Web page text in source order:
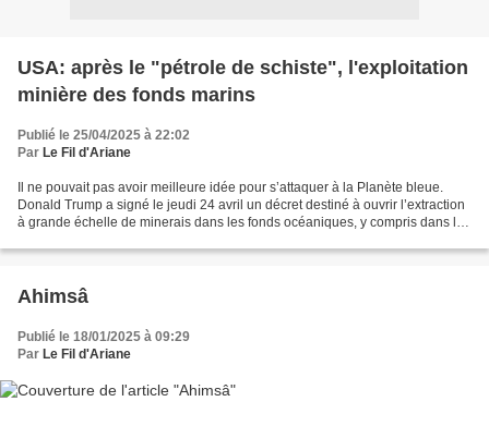
USA: après le "pétrole de schiste", l'exploitation
minière des fonds marins
Publié le 25/04/2025 à 22:02
Par Le Fil d'Ariane
Il ne pouvait pas avoir meilleure idée pour s’attaquer à la Planète bleue.
Donald Trump a signé le jeudi 24 avril un décret destiné à ouvrir l’extraction
à grande échelle de minerais dans les fonds océaniques, y compris dans les
Ahimsâ
Publié le 18/01/2025 à 09:29
Par Le Fil d'Ariane